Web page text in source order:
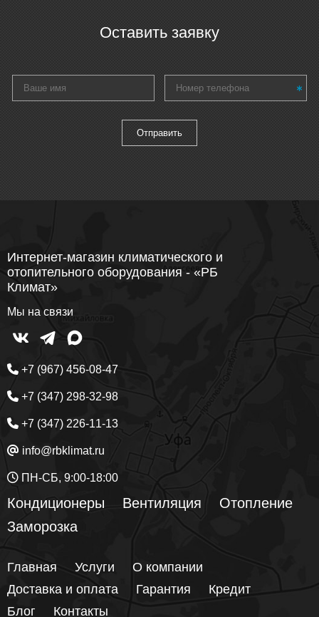
Оставить заявку
Интернет-магазин климатического и
отопительного оборудования - «РБ
Климат»
Мы на связи
+7 (967) 456-08-47
+7 (347) 298-32-98
+7 (347) 226-11-13
info@rbklimat.ru
ПН-СБ, 9:00-18:00
Кондиционеры Вентиляция
Отопление
Заморозка
Главная Услуги
О компании
Доставка и оплата
Гарантия
Кредит
Блог
Контакты